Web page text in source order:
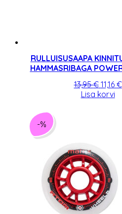
RULLUISUSAAPA
HAMMASRIBAGA
13,95€ Algne
hind
11,16 €
Lisa korvi
-%